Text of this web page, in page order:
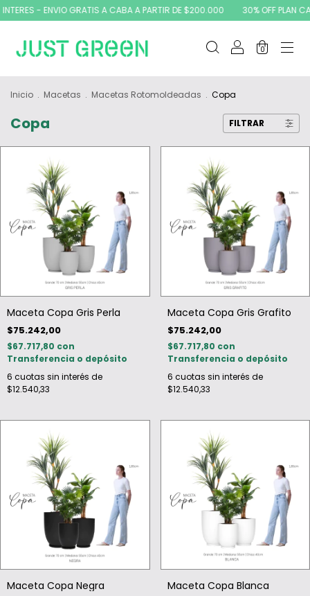
- ENVIO GRATIS A CABA A PARTIR DE $200.000 30% OFF PLAN
0
Inicio . Macetas . Macetas Rotomoldeadas . Copa
Copa FILTRAR
Maceta Copa Gris Perla
$75.242,00
$67.717,80 con
Transferencia o depósito
6 cuotas sin interés de
$12.540,33
Maceta Copa Gris Grafito
$75.242,00
$67.717,80 con
Transferencia o depósito
6 cuotas sin interés de
$12.540,33
Maceta Copa Negra Maceta Copa Blanca